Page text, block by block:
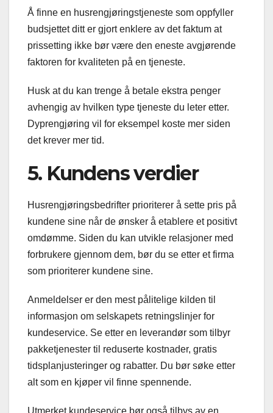
Å finne en husrengjøringstjeneste som oppfyller
budsjettet ditt er gjort enklere av det faktum at
prissetting ikke bør være den eneste avgjørende
faktoren for kvaliteten på en tjeneste.
Husk at du kan trenge å betale ekstra penger
avhengig av hvilken type tjeneste du leter etter.
Dyprengjøring vil for eksempel koste mer siden
det krever mer tid.
5. Kundens verdier
Husrengjøringsbedrifter prioriterer å sette pris på
kundene sine når de ønsker å etablere et positivt
omdømme. Siden du kan utvikle relasjoner med
forbrukere gjennom dem, bør du se etter et firma
som prioriterer kundene sine.
Anmeldelser er den mest pålitelige kilden til
informasjon om selskapets retningslinjer for
kundeservice. Se etter en leverandør som tilbyr
pakketjenester til reduserte kostnader, gratis
tidsplanjusteringer og rabatter. Du bør søke etter
alt som en kjøper vil finne spennende.
Utmerket kundeservice bør også tilbys av en